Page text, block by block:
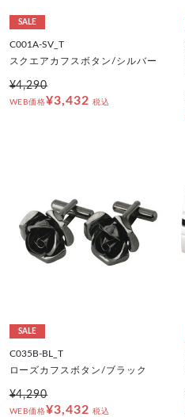
SALE
C001A-SV_T
スクエアカフスボタン/シルバー
¥4,290
WEB価格¥3,432 税込
SALE
C035B-BL_T
ローズカフスボタン/ブラック
¥4,290
WEB価格¥3,432 税込